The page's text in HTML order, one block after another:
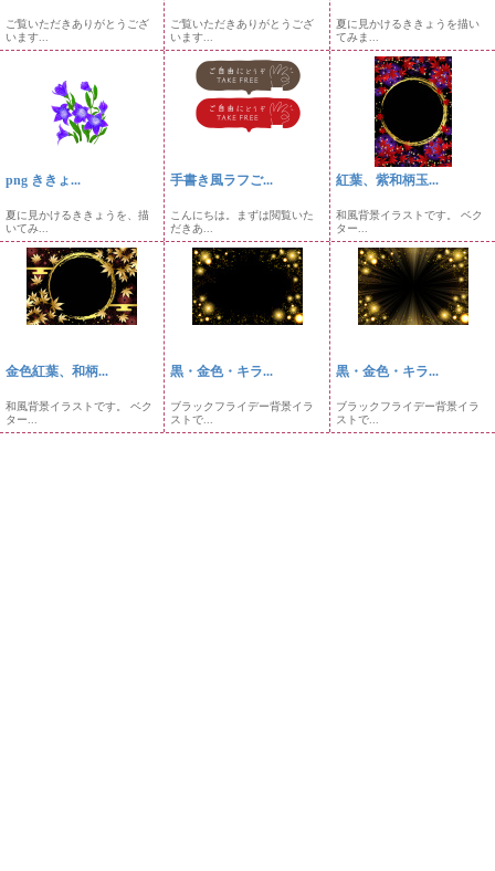
ご覧いただきありがとうござ
います...
ご覧いただきありがとうござ
います...
夏に見かけるききょうを描い
てみま...
png ききょ...
夏に見かけるききょうを、描
いてみ...
手書き風ラフご...
こんにちは。まずは閲覧いた
だきあ...
紅葉、紫和柄玉...
和風背景イラストです。 ベク
ター...
金色紅葉、和柄...
和風背景イラストです。 ベク
ター...
黒・金色・キラ...
ブラックフライデー背景イラ
ストで...
黒・金色・キラ...
ブラックフライデー背景イラ
ストで...